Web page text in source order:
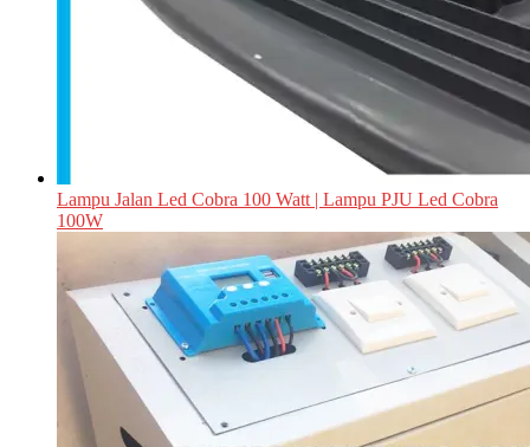
Lampu Jalan Led Cobra 100 Watt | Lampu PJU Led Cobra
100W